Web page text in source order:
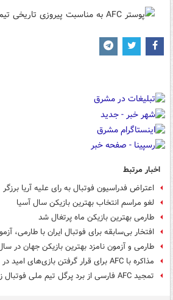
اخبار مرتبط
اعتراض فدراسیون فوتبال به رای علیه آریا برزگر
لغو مراسم انتخاب بهترین بازیکن سال آسیا
طارمی بهترین بازیکن ماه پرتغال شد
افتخار بی‌سابقه برای فوتبال ایران با طارمی،
طارمی و آزمون نامزد بهترین بازیکن جهان در سال
مذاکره با AFC برای قرار گرفتن بازی‌های امید در فیفادی
تمجید AFC فارسی از برد پرگل تیم ملی فوتبال زنان ایران